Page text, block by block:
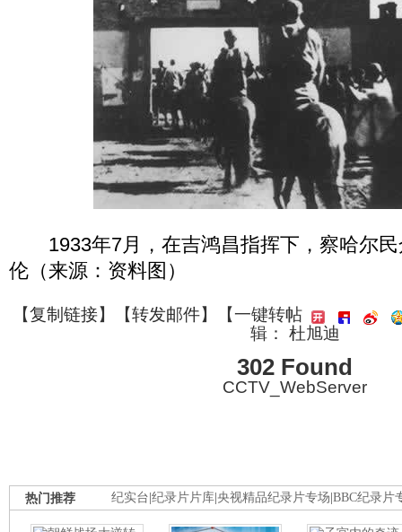
1933年7月，在吉鸿昌指挥下，察哈尔民
伦（来源：资料图）
【复制链接】【转发邮件】
【一键转帖
辑： 杜旭迪
302 Found
CCTV_WebServer
纪实台 纪录片片库 央视精品纪录片专场 BBC纪录片
热门推荐